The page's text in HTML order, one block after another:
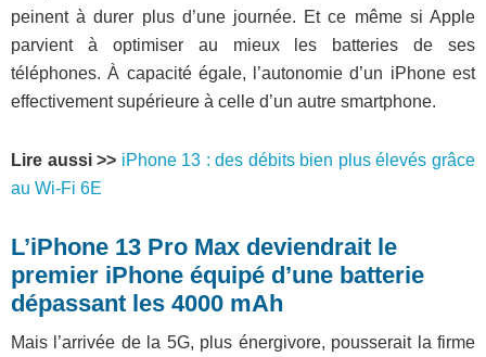
peinent à durer plus d’une journée. Et ce même si Apple
parvient à optimiser au mieux les batteries de ses
téléphones. À capacité égale, l’autonomie d’un iPhone est
effectivement supérieure à celle d’un autre smartphone.
Lire aussi >> iPhone 13 : des débits bien plus élevés grâce
au Wi-Fi 6E
L’iPhone 13 Pro Max deviendrait le
premier iPhone équipé d’une batterie
dépassant les 4000 mAh
Mais l’arrivée de la 5G, plus énergivore, pousserait la firme